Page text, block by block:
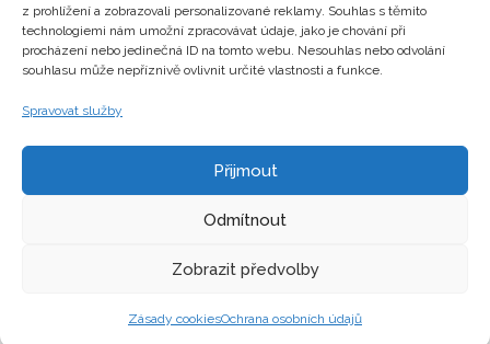
z prohlížení a zobrazovali personalizované reklamy. Souhlas s těmito
technologiemi nám umožní zpracovávat údaje, jako je chování při
procházení nebo jedinečná ID na tomto webu. Nesouhlas nebo odvolání
souhlasu může nepříznivě ovlivnit určité vlastnosti a funkce.
Spravovat služby
Přijmout
Odmítnout
Zobrazit předvolby
Zásady cookiesOchrana osobních údajů
Zajímavosti
Kontakty
Copyright © hrackyzfilmu.cz Všechna práva vyhrazena.